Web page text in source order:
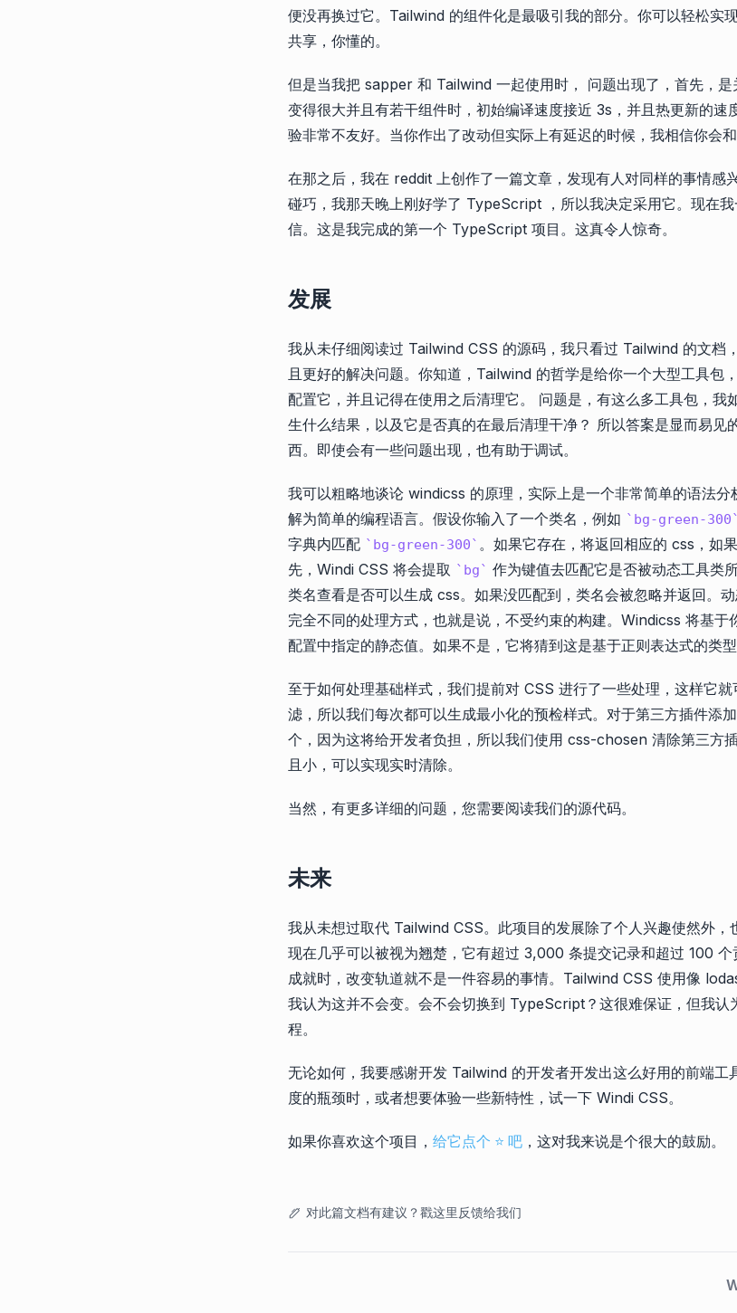
便没再换过它。Tailwind 的组件化是最吸引我的部分。你可以轻松实
共享，你懂的。
但是当我把 sapper 和 Tailwind 一起使用时， 问题出现了，首先，是
变得很大并且有若干组件时，初始编译速度接近 3s，并且热更新的速
验非常不友好。当你作出了改动但实际上有延迟的时候，我相信你会和
在那之后，我在 reddit 上创作了一篇文章，发现有人对同样的事情感
碰巧，我那天晚上刚好学了 TypeScript ，所以我决定采用它。现在
信。这是我完成的第一个 TypeScript 项目。这真令人惊奇。
发展
我从未仔细阅读过 Tailwind CSS 的源码，我只看过 Tailwind 的文档
且更好的解决问题。你知道，Tailwind 的哲学是给你一个大型工具包
配置它，并且记得在使用之后清理它。 问题是，有这么多工具包，我
生什么结果，以及它是否真的在最后清理干净？ 所以答案是显而易见
西。即使会有一些问题出现，也有助于调试。
我可以粗略地谈论 windicss 的原理，实际上是一个非常简单的语法分
解为简单的编程语言。假设你输入了一个类名，例如
bg-green-300
字典内匹配
bg-green-300
。如果它存在，将返回相应的 css，如
先，Windi CSS 将会提取
bg
作为键值去匹配它是否被动态工具类
类名查看是否可以生成 css。如果没匹配到，类名会被忽略并返回。
完全不同的处理方式，也就是说，不受约束的构建。Windicss 将基于
配置中指定的静态值。如果不是，它将猜到这是基于正则表达式的类
至于如何处理基础样式，我们提前对 CSS 进行了一些处理，这样它
滤，所以我们每次都可以生成最小化的预检样式。对于第三方插件添
个，因为这将给开发者负担，所以我们使用 css-chosen 清除第三方
且小，可以实现实时清除。
当然，有更多详细的问题，您需要阅读我们的源代码。
未来
我从未想过取代 Tailwind CSS。此项目的发展除了个人兴趣使然外
现在几乎可以被视为翘楚，它有超过 3,000 条提交记录和超过 100
成就时，改变轨道就不是一件容易的事情。Tailwind CSS 使用像
我认为这并不会变。会不会切换到 TypeScript？这很难保证，但我认
程。
无论如何，我要感谢开发 Tailwind 的开发者开发出这么好用的前端工
度的瓶颈时，或者想要体验一些新特性，试一下 Windi CSS。
如果你喜欢这个项目， 给它点个 ⭐️ 吧 ，这对我来说是个很大的鼓励。
对此篇文档有建议？戳这里反馈给我们